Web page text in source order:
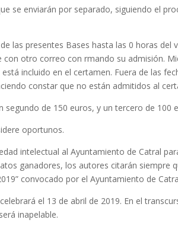
se enviarán por separado, siguiendo el
las presentes Bases hasta las 0 horas del
otro correo con rmando su admisión.
incluido en el certamen. Fuera de las
constar que no están admitidos al
de 150 euros, y un tercero de 100
oportunos.
intelectual al Ayuntamiento de Catral
ganadores, los autores citarán siempre
convocado por el Ayuntamiento de
el 13 de abril de 2019. En el
inapelable.